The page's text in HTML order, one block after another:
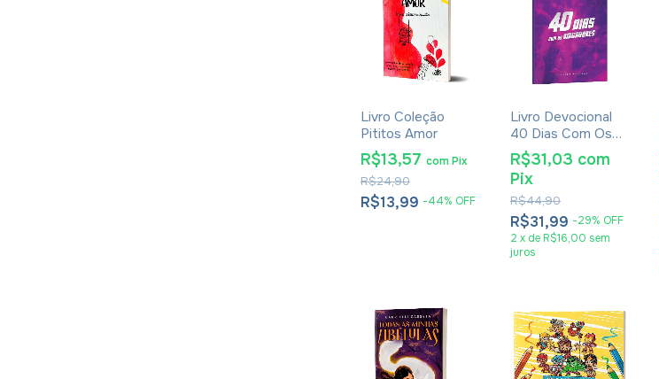
Livro Coleção
Pititos Amor
R$13,99 -44% OFF
R$24,90
R$13,57 comPix
Livro Devocional
40 Dias Com Os
Vingadores -
Eduardo Medeiros
R$31,99 -29% OFF
R$44,90
R$31,03 com
Pix
2 x de R$16,00 sem
juros